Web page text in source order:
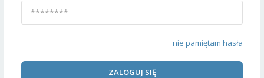
nie pamiętam hasła
ZALOGUJ SIĘ